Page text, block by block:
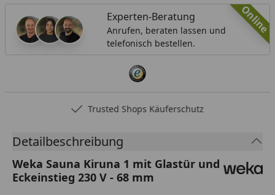
Online
Experten-Beratung
Anrufen, beraten lassen und
telefonisch bestellen.
Trusted Shops Käuferschutz
Detailbeschreibung
Weka Sauna Kiruna 1 mit Glastür und
Eckeinstieg 230 V - 68 mm